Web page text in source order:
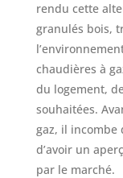
rendu cette
granulés bois,
chaudières à
du logement,
souhaitées.
gaz, il incombe
d’avoir un
par le marché.